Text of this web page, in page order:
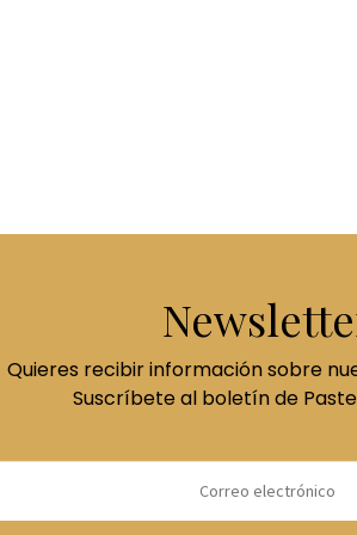
Quieres recibir información sobre
Suscríbete al boletín de